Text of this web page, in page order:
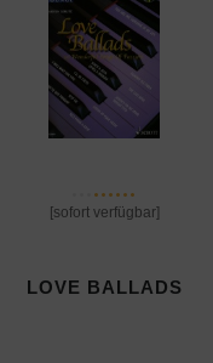
[sofort verfügbar]
LOVE BALLADS